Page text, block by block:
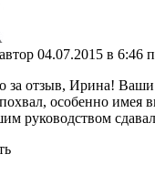
автор 04.07.2015 в 6:46
за отзыв, Ирина! Ваши
особенно имея
руководством